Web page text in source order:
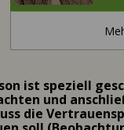
ist speziell
und
die